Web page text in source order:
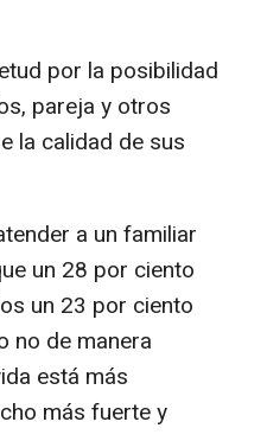
por la posibilidad
pareja y otros
la calidad de sus
a un familiar
un 28 por ciento
un 23 por ciento
no de manera
está más
más fuerte y